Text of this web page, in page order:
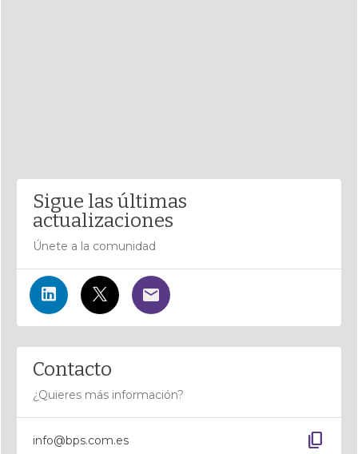
Sigue las últimas
actualizaciones
Únete a la comunidad
Contacto
¿Quieres más información?
info@bps.com.es content_copy